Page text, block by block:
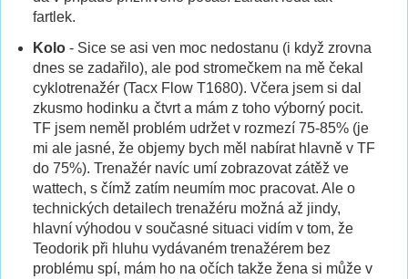
fartlek.
Kolo - Sice se asi ven moc nedostanu (i když zrovna
dnes se zadařilo), ale pod stromečkem na mě čekal
cyklotrenažér (Tacx Flow T1680). Včera jsem si dal
zkusmo hodinku a čtvrt a mám z toho výborný pocit.
TF jsem neměl problém udržet v rozmezí 75-85% (je
mi ale jasné, že objemy bych měl nabírat hlavně v TF
do 75%). Trenažér navíc umí zobrazovat zátěž ve
wattech, s čímž zatím neumím moc pracovat. Ale o
technických detailech trenažéru možná až jindy,
hlavní výhodou v současné situaci vidím v tom, že
Teodorik při hluhu vydávaném trenažérem bez
problému spí, mám ho na očích takže žena si může v